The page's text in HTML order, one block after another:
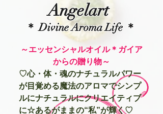
＊ Divine Aroma Life ＊
Angelart
​～エッセンシャルオイル＊ガイア
からの贈り物～
♡心・体・魂のナチュラルパワー
が目覚める魔法のアロマでシンプ
ルにナチュラルにクリエイティブ
に☆あるがままの“私”が輝く♡